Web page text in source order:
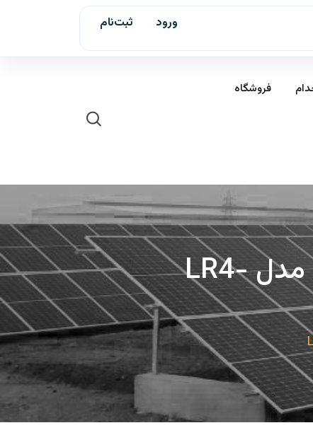
ورود ثبت‌نام
فروشگاه
پنل خورشیدی مونوکریستال پرک 455 وات LONGI مدل LR4-